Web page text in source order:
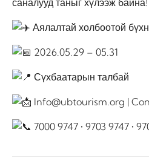
саналууд таныг хүлээж байна!
Аялалтай холбоотой
2026.05.29 – 05.31
Сүхбаатарын талбай
Info@ubtourism.org |
7000 9747 • 9703 9747 •